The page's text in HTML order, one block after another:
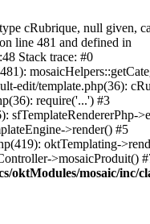
cRubrique, null given,
line 481 and defined in
Stack trace: #0
edit/template.php(36):
require('...') #3
sfTemplateRendererPhp-
>render() #5
oktTemplating-
mosaic/inc/